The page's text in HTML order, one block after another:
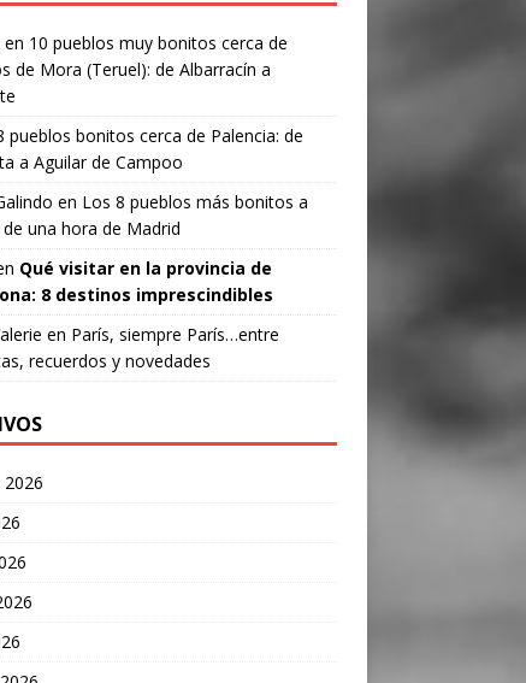
en 10 pueblos muy bonitos cerca de
de Mora (Teruel): de Albarracín a
pueblos bonitos cerca de Palencia: de
a Aguilar de Campoo
en Los 8 pueblos más bonitos a
una hora de Madrid
Qué visitar en la provincia de
8 destinos imprescindibles
en París, siempre París…entre
recuerdos y novedades